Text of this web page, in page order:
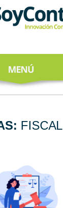
DE
TODO SOBRE
EL CFDI 4.0
FISCAL